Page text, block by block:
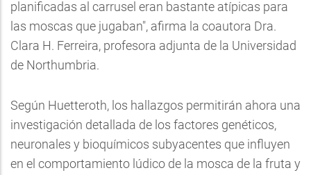
planificadas al carrusel eran bastante atípicas para
las moscas que jugaban", afirma la coautora Dra.
Clara H. Ferreira, profesora adjunta de la Universidad
de Northumbria.
Según Huetteroth, los hallazgos permitirán ahora una
investigación detallada de los factores genéticos,
neuronales y bioquímicos subyacentes que influyen
en el comportamiento lúdico de la mosca de la fruta y